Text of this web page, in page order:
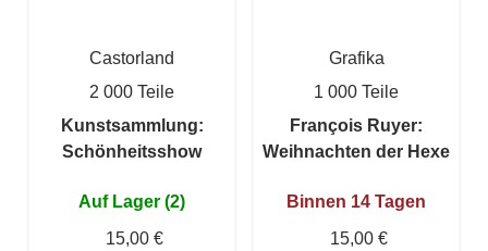
Castorland
2 000 Teile
Kunstsammlung:
Schönheitsshow
Auf Lager (2)
15,00 €
Grafika
1 000 Teile
François Ruyer:
Weihnachten der Hexe
Binnen 14 Tagen
15,00 €